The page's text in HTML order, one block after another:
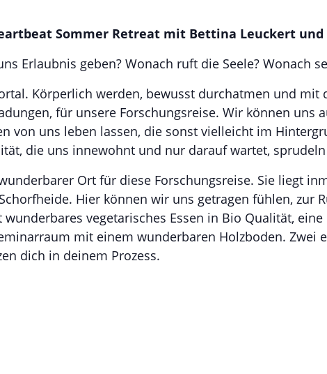
Sommer Retreat mit Bettina Leuckert und
Erlaubnis geben? Wonach ruft die Seele? Wonach
Körperlich werden, bewusst durchatmen und mit
für unsere Forschungsreise. Wir können uns
von uns leben lassen, die sonst vielleicht im
die uns innewohnt und nur darauf wartet,
Ort für diese Forschungsreise. Sie liegt
Hier können wir uns getragen fühlen, zur
vegetarisches Essen in Bio Qualität,
mit einem wunderbaren Holzboden. Zwei
dich in deinem Prozess.